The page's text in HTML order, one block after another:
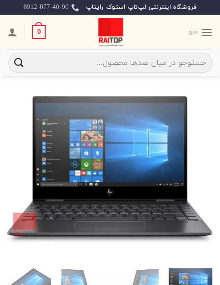
to
content
فروشگاه اینترنتی لپ‌تاپ استوک رایتاپ 0912-077-40-90
منو 0
جستجو
برای: